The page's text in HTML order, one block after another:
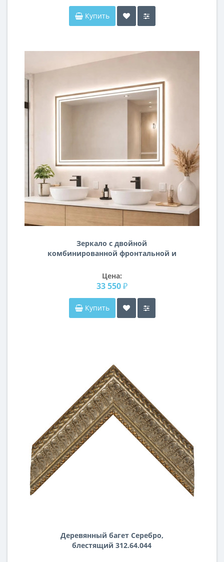
Купить
Зеркало с двойной
комбинированной фронтальной и
Кросби
Цена:
33 550 ₽
Купить
Деревянный багет Серебро,
блестящий 312.64.044